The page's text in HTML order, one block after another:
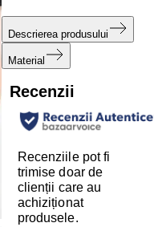
Descrierea produsului
Material
Recenzii
Recenziile pot fi
trimise doar de
clienții care au
achiziționat
produsele.